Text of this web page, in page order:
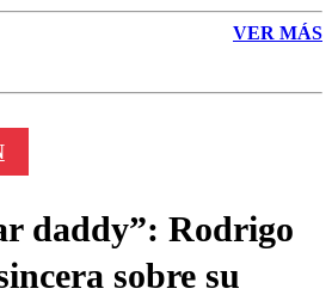
VER MÁS
daddy”: Rodrigo
sobre su